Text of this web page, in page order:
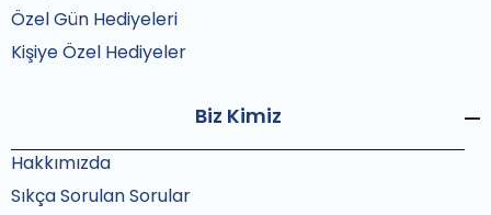
Özel Gün Hediyeleri
Kişiye Özel Hediyeler
Biz Kimiz
Hakkımızda
Sıkça Sorulan Sorular